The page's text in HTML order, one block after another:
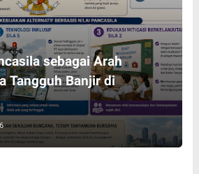
sebagai Arah
Tangguh Banjir di